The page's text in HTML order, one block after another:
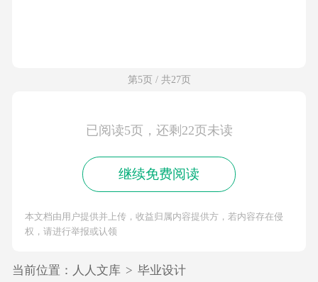
第5页 / 共27页
已阅读5页，还剩22页未读
继续免费阅读
本文档由用户提供并上传，收益归属内容提供方，若内容存在侵
权，请进行举报或认领
当前位置： 人人文库 > 毕业设计